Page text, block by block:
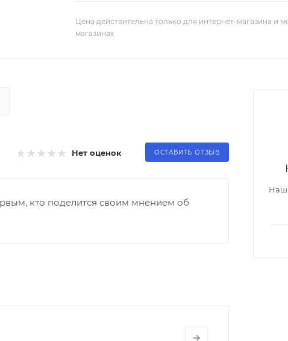
Цена действительна только для интернет-магазина и
магазинах
Нет оценок ОСТАВИТЬ ОТЗЫВ
кто поделится своим мнением об